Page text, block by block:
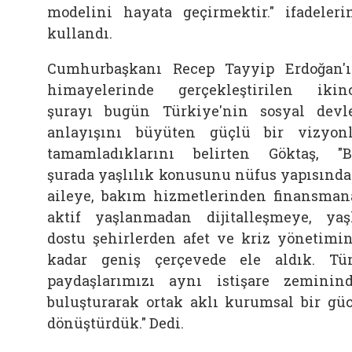
modelini hayata geçirmektir."
kullandı.
Cumhurbaşkanı Recep Tayyip
himayelerinde gerçekleştirilen
şurayı bugün Türkiye'nin sosyal
anlayışını büyüten güçlü bir
tamamladıklarını belirten Göktaş,
şurada yaşlılık konusunu nüfus
aileye, bakım hizmetlerinden
aktif yaşlanmadan dijitalleşmeye,
dostu şehirlerden afet ve kriz
kadar geniş çerçevede ele aldık.
paydaşlarımızı aynı istişare
buluşturarak ortak aklı kurumsal bir
dönüştürdük." Dedi.